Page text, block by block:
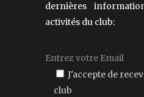
dernières
activités du club:
J'accepte de
club